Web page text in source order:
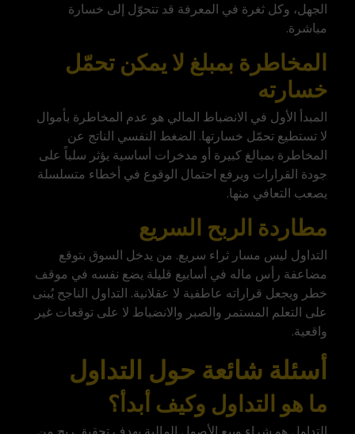
الجهل، وكل ثغرة في المعرفة قد تتحوّل إلى خسارة
مباشرة.
المخاطرة بمبلغ لا يمكن تحمّل
خسارته
المبدأ الأول في الانضباط المالي هو عدم المخاطرة بأموال
لا تستطيع تحمّل خسارتها. الضغط النفسي الناتج عن
المخاطرة بمبالغ كبيرة أو مدخرات أساسية يؤثر سلباً على
جودة القرارات ويرفع احتمال الوقوع في أخطاء متسلسلة
يصعب التعافي منها.
مطاردة الربح السريع
التداول ليس مسار ثراء سريع. من يدخل السوق بتوقع
مضاعفة رأس ماله في أسابيع قليلة يضع نفسه في موقف
خطر ويجعل قراراته عاطفية لا عقلانية. التداول الناجح يُبنى
على التعلم المستمر والصبر والانضباط لا على توقعات غير
واقعية.
أسئلة شائعة حول التداول
ما هو التداول وكيف أبدأ؟